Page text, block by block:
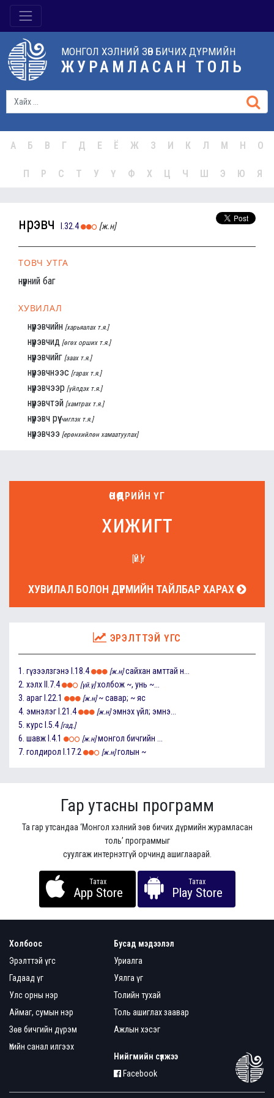
МОНГОЛ ХЭЛНИЙ ЗӨВ БИЧИХ ДҮРМИЙН
ЖУРАМЛАСАН ТОЛЬ
А Б В Г Д Е Ё Ж З И К Л М Н О
П Р С Т У Ү Ф Х Ц Ч Ш Э Ю Я
нүүрэвч I.32.4 [ж.н]
ТОВЧ УТГА
нүүрний баг
ХУВИЛАЛ
нүүрэвчийн [харьяалах т.я.]
нүүрэвчид [өгөх орших т.я.]
нүүрэвчийг [заах т.я.]
нүүрэвчнээс [гарах т.я.]
нүүрэвчээр [үйлдэх т.я.]
нүүрэвчтэй [хамтрах т.я.]
нүүрэвч рүү [чиглэх т.я.]
нүүрэвчээ [ерөнхийлөн хамаатуулах]
ӨНӨӨДРИЙН ҮГ
хижигт
[ҮЙ.Ү]
ХУВИЛАЛ БОЛОН ДҮРМИЙН ТАЙЛБАР ХАРАХ
ЭРЭЛТТЭЙ ҮГС
1. гүзээлзгэнэ I.18.4 [ж.н] сайхан амттай н...
2. хэлх II.7.4 [үй.ү] холбож ~, унь ~...
3. араг I.22.1 [ж.н] ~ савар; ~ яс
4. эмнэлэг I.21.4 [ж.н] эмнэх үйл; эмнэ...
5. курс I.5.4 [гад.]
6. шавж I.4.1 [ж.н] монгол бичгийн ...
7. голдирол I.17.2 [ж.н] голын ~
Гар утасны программ
Та гар утсандаа ‘Монгол хэлний зөв бичих дүрмийн журамласан
толь’ программыг
суулгаж интернэтгүй орчинд ашиглаарай.
Татах
App Store
Татах
Play Store
Холбоос
Эрэлттэй үгс
Гадаад үг
Улс орны нэр
Аймаг, сумын нэр
Зөв бичгийн дүрэм
Үгийн санал илгээх
Бусад мэдээлэл
Уриалга
Уялга үг
Толийн тухай
Толь ашиглах заавар
Ажлын хэсэг
Нийгмийн сүлжээ
Facebook